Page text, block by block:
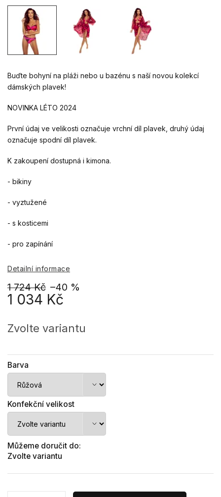
1 724 Kč –40 %
1 034 Kč
cena:
Zvolte variantu
Barva
Konfekční velikost
Můžeme doručit do:
Zvolte variantu
Buďte bohyní na pláži nebo u bazénu s naší novou kolekcí
dámských plavek!
NOVINKA LÉTO 2024
První údaj ve velikosti označuje vrchní díl plavek, druhý údaj
označuje spodní díl plavek.
K zakoupení dostupná i kimona.
- bikiny
- vyztužené
- s kosticemi
- pro zapínání
Detailní informace